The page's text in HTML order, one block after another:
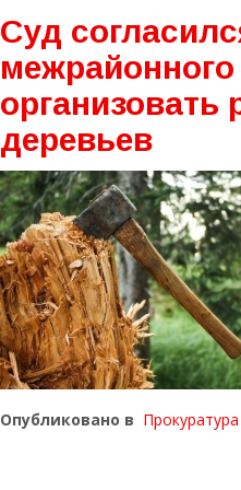
Суд
деревьев
Опубликовано в Прокуратура